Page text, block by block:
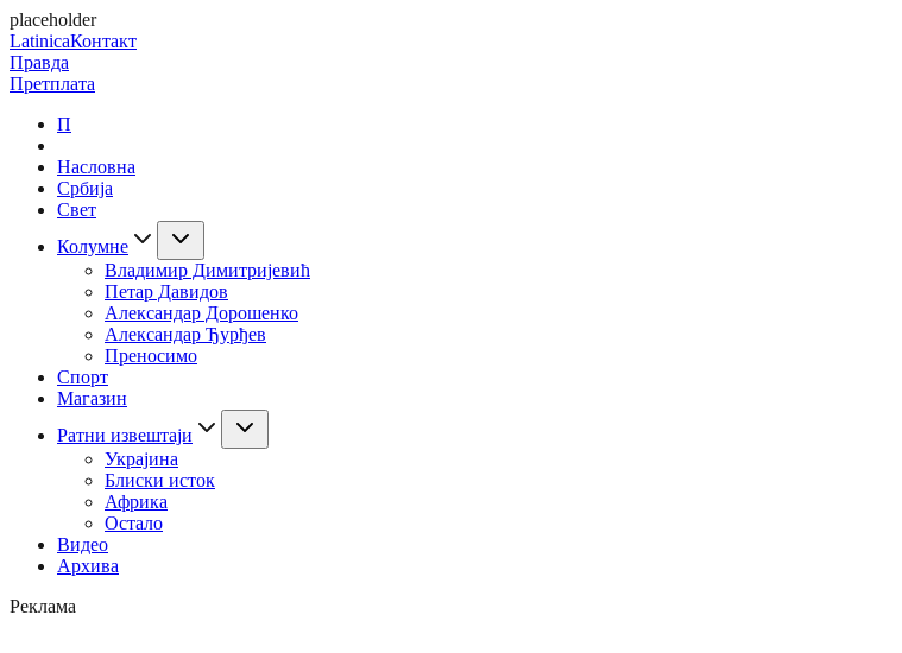
placeholder
LatinicaКонтакт
Правда
Претплата
П
Насловна
Србија
Свет
Колумне
Владимир Димитријевић
Петар Давидов
Александар Дорошенко
Александар Ђурђев
Преносимо
Спорт
Магазин
Ратни извештаји
Украјина
Блиски исток
Африка
Остало
Видео
Архива
Реклама